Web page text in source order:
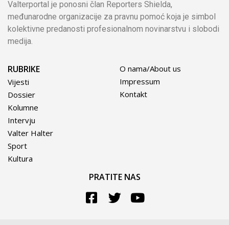
Valterportal je ponosni član Reporters Shielda,
međunarodne organizacije za pravnu pomoć koja je simbol
kolektivne predanosti profesionalnom novinarstvu i slobodi
medija.
RUBRIKE
Vijesti
Dossier
Kolumne
Intervju
Valter Halter
Sport
Kultura
O nama/About us
Impressum
Kontakt
PRATITE NAS